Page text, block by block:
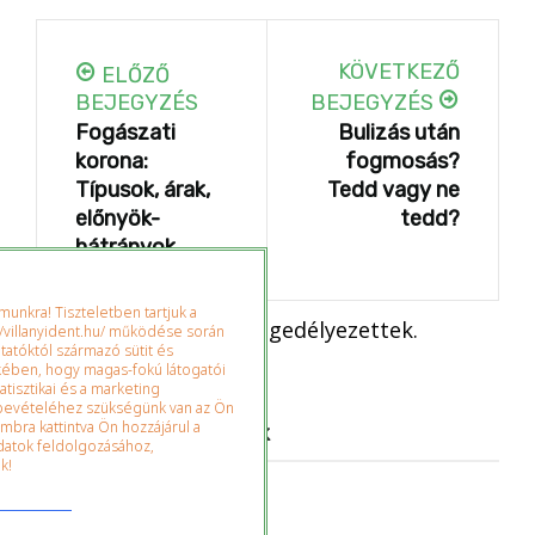
ELŐZŐ
BEJEGYZÉS
Fogászati
korona:
Típusok, árak,
előnyök-
hátrányok
KÖVETKEZŐ
BEJEGYZÉS
Bulizás után
fogmosás?
Tedd vagy ne
tedd?
Hozzászolások nem engedélyezettek.
Legutóbbi bejegyzések
Tiszteletben tartjuk a
működése során
származó sütit és
hogy magas-fokú látogatói
és a marketing
szükségünk van az Ön
kattintva Ön hozzájárul a
feldolgozásához,